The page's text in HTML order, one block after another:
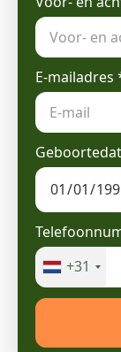
E-mailadres
+31